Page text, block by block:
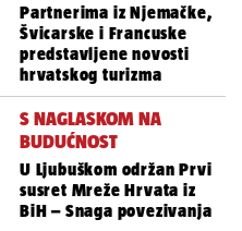
Partnerima iz Njemačke,
Švicarske i Francuske
predstavljene novosti
hrvatskog turizma
S NAGLASKOM NA
BUDUĆNOST
U Ljubuškom održan Prvi
susret Mreže Hrvata iz
BiH – Snaga povezivanja